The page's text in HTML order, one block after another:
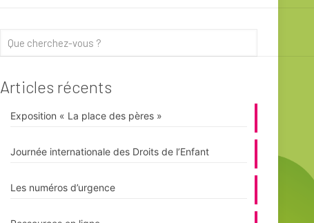
Articles récents
Exposition « La place des pères »
Journée internationale des Droits de l’Enfant
Les numéros d’urgence